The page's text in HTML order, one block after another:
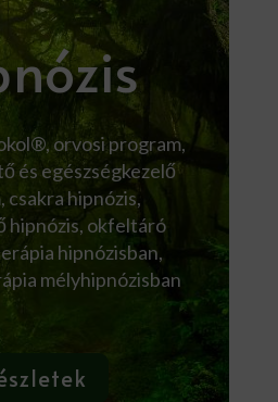
orvosi program,
és egészségkezelő
csakra hipnózis,
hipnózis, okfeltáró
hipnózisban,
mélyhipnózisban